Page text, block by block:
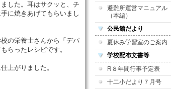
した。耳はサクッと、チ
に焼きあげてもらいまし
の栄養士さんから「デパ
らったレシピです。
上がりました。
避難所運営マニュアル
（本編）
公民館だより
夏休み学習室のご案内
学校配布文書等
R８年間行事予定表
十二小だより７月号